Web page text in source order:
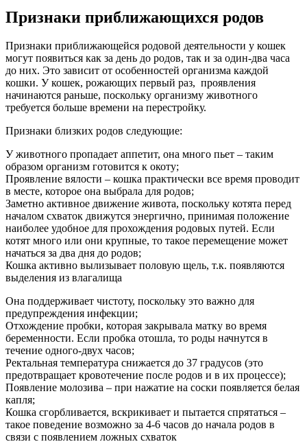
Признаки приближающихся родов
Признаки приближающейся родовой деятельности у кошек
могут появиться как за день до родов, так и за один-два часа
до них. Это зависит от особенностей организма каждой
кошки. У кошек, рожающих первый раз, проявления
начинаются раньше, поскольку организму животного
требуется больше времени на перестройку.
Признаки близких родов следующие:
У животного пропадает аппетит, она много пьет – таким
образом организм готовится к окоту;
Проявление вялости – кошка практически все время проводит
в месте, которое она выбрала для родов;
Заметно активное движение живота, поскольку котята перед
началом схваток движутся энергично, принимая положение
наиболее удобное для прохождения родовых путей. Если
котят много или они крупные, то такое перемещение может
начаться за два дня до родов;
Кошка активно вылизывает половую щель, т.к. появляются
выделения из влагалища
Она поддерживает чистоту, поскольку это важно для
предупреждения инфекции;
Отхождение пробки, которая закрывала матку во время
беременности. Если пробка отошла, то роды начнутся в
течение одного-двух часов;
Ректальная температура снижается до 37 градусов (это
предотвращает кровотечение после родов и в их процессе);
Появление молозива – при нажатие на соски появляется белая
капля;
Кошка сгорбливается, вскрикивает и пытается спрятаться –
такое поведение возможно за 4-6 часов до начала родов в
связи с появлением ложных схваток